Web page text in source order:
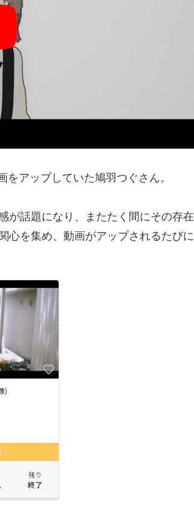
アップしていた鳩羽つぐさん。
が話題になり、またたく間にその存在
心を集め、動画がアップされるたびに